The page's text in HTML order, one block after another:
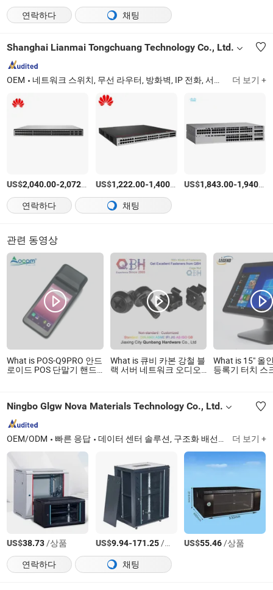
연락하다
채팅
Shanghai Lianmai Tongchuang Technology Co., Ltd.
OEM 네트워크 스위치, 무선 라우터, 방화벽, IP 전화, 서버 Shanghai
더 보기 +
US$2,040.00-2,072.00 /상품
US$1,222.00-1,400.00 /상품
US$1,843.00-1,940.00
연락하다
채팅
관련 동영상
What is POS-Q9PRO 안드
로이드 POS 단말기 핸드
What is 큐비 카본 강철 블
랙 서버 네트워크 오디오
What is 15" 올
등록기 터치 스
Ningbo Glgw Nova Materials Technology Co., Ltd.
OEM/ODM 빠른 응답 데이터 센터 솔루션, 구조화 배선 시스템, 광섬유 케이블, 네트워크 캐비닛, 패치 패널, 서버 랙, 전원 분배 장치, 키스톤 잭, LAN 케이블, 패치 코드 더 보기 +
US$38.73/상품 US$9.94-171.25/상품 US$55.46/상품
연락하다
채팅